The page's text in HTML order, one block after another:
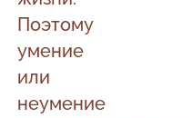
Поэтому
умение
или
неумение